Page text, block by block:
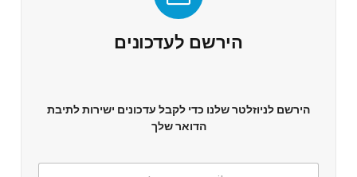
הירשם לעדכונים
הירשם לניוזלטר שלנו כדי לקבל עדכונים ישירות לתיבת
הדואר שלך